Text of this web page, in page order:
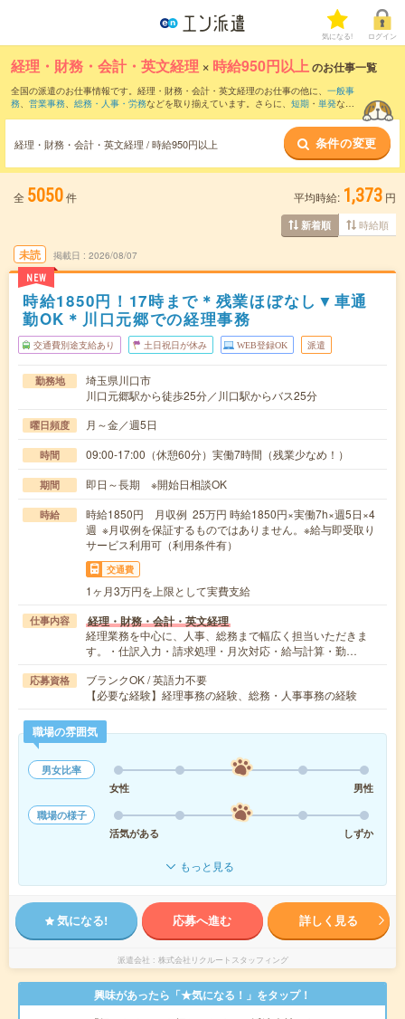
気になる! ログイン
経理・財務・会計・英文経理 × 時給950円以上のお仕事一覧
全国の派遣のお仕事情報です。経理・財務・会計・英文経理のお仕事の他に、 一般事
務、 営業事務、 総務・人事・労務などを取り揃えています。さらに、 短期 ・ 単発など
経理・財務・会計・英文経理 / 時給950円以上 条件の変更
全 5050件 平均時給: 1,373 円
新着順 時給順
未読
NEW
掲載日 2026/08/07
時給1850円！17時まで＊残業ほぼなし▼車通
勤OK＊川口元郷での経理事務
交通費別途支給あり 土日祝日が休み WEB登録OK 派遣
勤務地
埼玉県川口市
川口元郷駅から徒歩25分／川口駅からバス25分
曜日頻度 月～金／週5日
時間 09:00-17:00（休憩60分）実働7時間（残業少なめ！）
期間 即日～長期 ※開始日相談OK
時給
時給1850円 月収例 25万円 時給1850円×実働7h×週5日×4
週 ※月収例を保証するものではありません。※給与即受取り
サービス利用可（利用条件有）
交通費
1ヶ月3万円を上限として実費支給
仕事内容 経理・財務・会計・英文経理
経理業務を中心に、人事、総務まで幅広く担当いただきま
す。・仕訳入力・請求処理・月次対応・給与計算・勤…
応募資格
ブランクOK / 英語力不要
【必要な経験】経理事務の経験、総務・人事事務の経験
職場の雰囲気
男女比率
女性
男性
職場の様子
活気がある
しずか
もっと見る
気になる! 応募へ進む 詳しく見る
派遣会社 株式会社リクルートスタッフィング
興味があったら「★気になる！」をタップ！